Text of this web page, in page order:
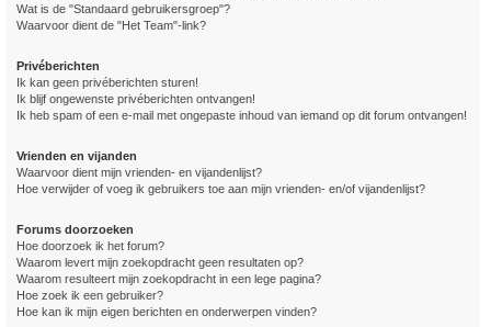
Wat is de "Standaard gebruikersgroep"?
Waarvoor dient de "Het Team"-link?
Privéberichten
Ik kan geen privéberichten sturen!
Ik blijf ongewenste privéberichten ontvangen!
Ik heb spam of een e-mail met ongepaste inhoud van iemand op dit forum ontvangen!
Vrienden en vijanden
Waarvoor dient mijn vrienden- en vijandenlijst?
Hoe verwijder of voeg ik gebruikers toe aan mijn vrienden- en/of vijandenlijst?
Forums doorzoeken
Hoe doorzoek ik het forum?
Waarom levert mijn zoekopdracht geen resultaten op?
Waarom resulteert mijn zoekopdracht in een lege pagina?
Hoe zoek ik een gebruiker?
Hoe kan ik mijn eigen berichten en onderwerpen vinden?